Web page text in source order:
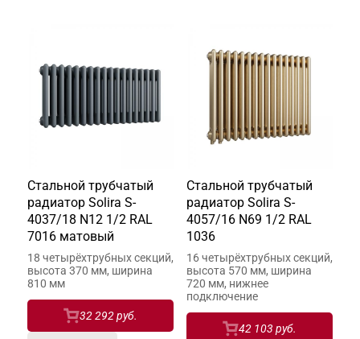
Стальной трубчатый
радиатор Solira S-
4037/18 N12 1/2 RAL
7016 матовый
18 четырёхтрубных секций,
высота 370 мм, ширина
810 мм
32 292 руб.
Стальной трубчатый
радиатор Solira S-
4057/16 N69 1/2 RAL
1036
16 четырёхтрубных секций,
высота 570 мм, ширина
720 мм, нижнее
подключение
42 103 руб.